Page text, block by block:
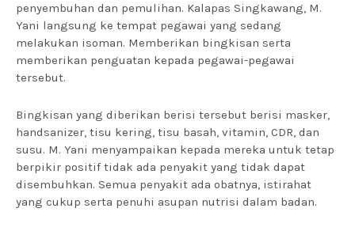
penyembuhan dan pemulihan. Kalapas Singkawang, M.
Yani langsung ke tempat pegawai yang sedang
melakukan isoman. Memberikan bingkisan serta
memberikan penguatan kepada pegawai-pegawai
tersebut.
Bingkisan yang diberikan berisi tersebut berisi masker,
handsanizer, tisu kering, tisu basah, vitamin, CDR, dan
susu. M. Yani menyampaikan kepada mereka untuk tetap
berpikir positif tidak ada penyakit yang tidak dapat
disembuhkan. Semua penyakit ada obatnya, istirahat
yang cukup serta penuhi asupan nutrisi dalam badan.